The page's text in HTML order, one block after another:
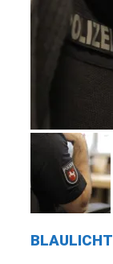
BLAULICHT